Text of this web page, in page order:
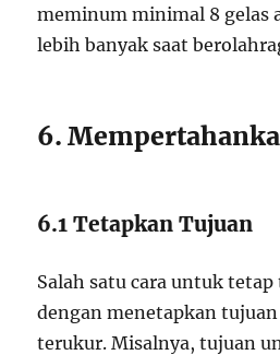
meminum minimal 8 gelas
lebih banyak saat
6.
6.1 Tetapkan Tujuan
Salah satu cara untuk
dengan menetapkan
terukur. Misalnya, tujuan